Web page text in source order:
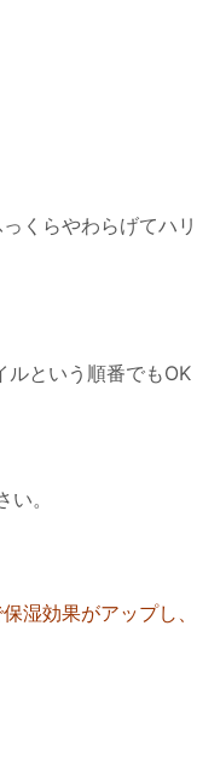
くらやわらげてハリ
ルという順番でもOK
。
湿効果がアップし、